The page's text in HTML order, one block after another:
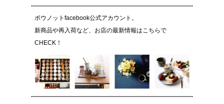
ボウノットfacebook公式アカウント。
新商品や再入荷など、お店の最新情報はこちらで
CHECK！